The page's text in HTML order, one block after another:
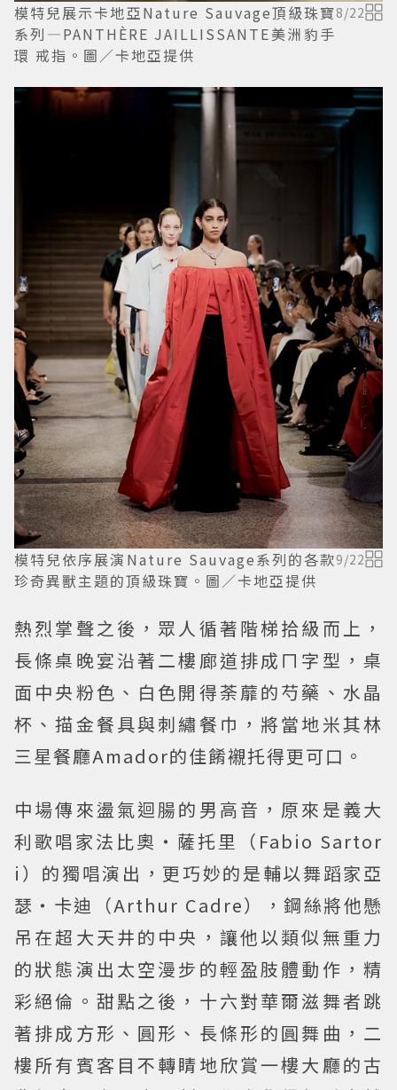
模特兒展示卡地亞Nature Sauvage頂級珠寶
系列—PANTHÈRE JAILLISSANTE美洲豹手
環 戒指。圖／卡地亞提供
8/22
模特兒依序展演Nature Sauvage系列的各款
珍奇異獸主題的頂級珠寶。圖／卡地亞提供
9/22
熱烈掌聲之後，眾人循著階梯拾級而上，
長條桌晚宴沿著二樓廊道排成ㄇ字型，桌
面中央粉色、白色開得荼蘼的芍藥、水晶
杯、描金餐具與刺繡餐巾，將當地米其林
三星餐廳Amador的佳餚襯托得更可口。
中場傳來盪氣迴腸的男高音，原來是義大
利歌唱家法比奧・薩托里（Fabio Sartor
i）的獨唱演出，更巧妙的是輔以舞蹈家亞
瑟・卡迪（Arthur Cadre），鋼絲將他懸
吊在超大天井的中央，讓他以類似無重力
的狀態演出太空漫步的輕盈肢體動作，精
彩絕倫。甜點之後，十六對華爾滋舞者跳
著排成方形、圓形、長條形的圓舞曲，二
樓所有賓客目不轉睛地欣賞一樓大廳的古